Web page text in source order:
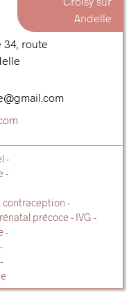
Andelle
34, route
contraception
précoce
IVG